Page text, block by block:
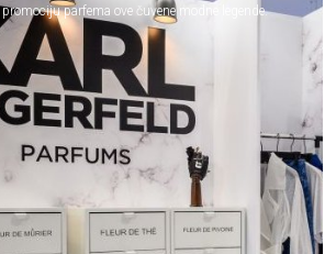
promociju parfema ove čuvene modne legende.